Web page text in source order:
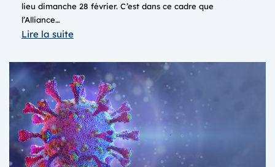
lieu dimanche 28 février. C’est dans ce cadre que
l’Alliance…
Lire la suite:
internationale
des
Maladies
Rares
2021